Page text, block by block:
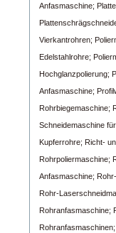
Anfasmaschine;
Vierkantrohren;
Edelstahlrohre;
Hochglanzpolierung;
Anfasmaschine;
Rohrbiegemaschine;
Schneidemaschine
Kupferrohre; Richt-
Rohrpoliermaschine;
Anfasmaschine;
Rohr-
Rohranfasmaschine;
Rohranfasmaschinen;